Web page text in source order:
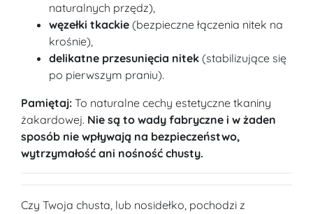
naturalnych przędz),
węzełki tkackie (bezpieczne łączenia nitek na
krośnie),
delikatne przesunięcia nitek (stabilizujące się
po pierwszym praniu).
Pamiętaj: To naturalne cechy estetyczne tkaniny
żakardowej. Nie są to wady fabryczne i w żaden
sposób nie wpływają na bezpieczeństwo,
wytrzymałość ani nośność chusty.
Czy Twoja chusta, lub nosidełko, pochodzi z